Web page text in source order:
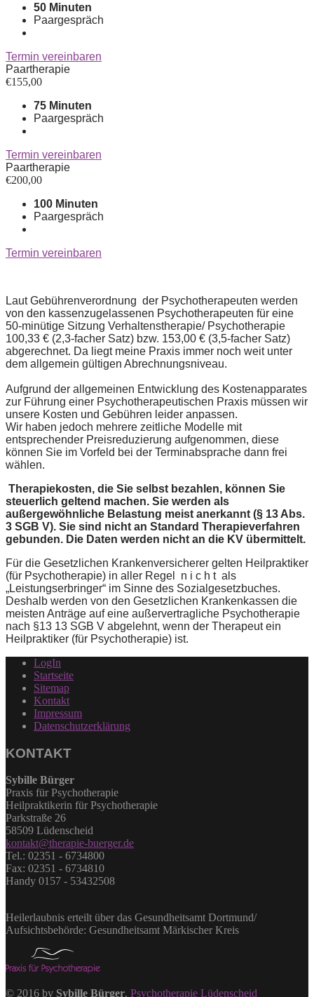
50 Minuten
Paargespräch
Termin vereinbaren
Paartherapie
€155,00
75 Minuten
Paargespräch
Termin vereinbaren
Paartherapie
€200,00
100 Minuten
Paargespräch
Termin vereinbaren
Laut Gebührenverordnung der Psychotherapeuten werden
von den kassenzugelassenen Psychotherapeuten für eine
50-minütige Sitzung Verhaltenstherapie/ Psychotherapie
100,33 € (2,3-facher Satz) bzw. 153,00 € (3,5-facher Satz)
abgerechnet. Da liegt meine Praxis immer noch weit unter
dem allgemein gültigen Abrechnungsniveau.
Aufgrund der allgemeinen Entwicklung des Kostenapparates
zur Führung einer Psychotherapeutischen Praxis müssen wir
unsere Kosten und Gebühren leider anpassen.
Wir haben jedoch mehrere zeitliche Modelle mit
entsprechender Preisreduzierung aufgenommen, diese
können Sie im Vorfeld bei der Terminabsprache dann frei
wählen.
Therapiekosten, die Sie selbst bezahlen, können Sie
steuerlich geltend machen. Sie werden als
außergewöhnliche Belastung meist anerkannt (§ 13 Abs.
3 SGB V). Sie sind nicht an Standard Therapieverfahren
gebunden. Die Daten werden nicht an die KV übermittelt.
Für die Gesetzlichen Krankenversicherer gelten Heilpraktiker
(für Psychotherapie) in aller Regel n i c h t als
„Leistungserbringer“ im Sinne des Sozialgesetzbuches.
Deshalb werden von den Gesetzlichen Krankenkassen die
meisten Anträge auf eine außervertragliche Psychotherapie
nach §13 13 SGB V abgelehnt, wenn der Therapeut ein
Heilpraktiker (für Psychotherapie) ist.
LogIn
Startseite
Sitemap
Kontakt
Impressum
Datenschutzerklärung
KONTAKT
Sybille Bürger
Praxis für Psychotherapie
Heilpraktikerin für Psychotherapie
Parkstraße 26
58509 Lüdenscheid
kontakt@therapie-buerger.de
Tel.: 02351 - 6734800
Fax: 02351 - 6734810
Handy 0157 - 53432508
Heilerlaubnis erteilt über das Gesundheitsamt Dortmund/
Aufsichtsbehörde: Gesundheitsamt Märkischer Kreis
© 2016 by Sybille Bürger. Psychotherapie Lüdenscheid